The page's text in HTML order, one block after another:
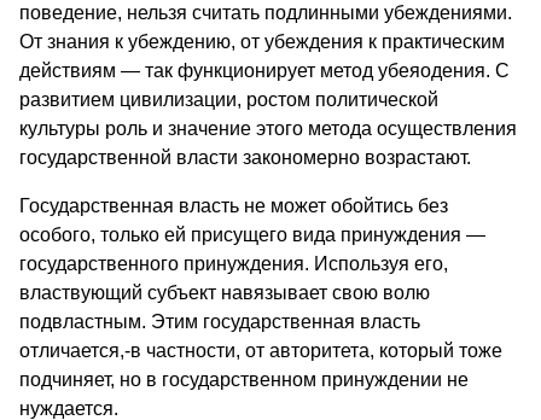
поведение, нельзя считать подлинными убеждениями.
От знания к убеждению, от убеждения к практическим
действиям — так функционирует метод убеяодения. С
развитием цивилизации, ростом политической
культуры роль и значение этого метода осуществления
государственной власти закономерно возрастают.
Государственная власть не может обойтись без
особого, только ей присущего вида принуждения —
государственного принуждения. Используя его,
властвующий субъект навязывает свою волю
подвластным. Этим государственная власть
отличается,-в частности, от авторитета, который тоже
подчиняет, но в государственном принуждении не
нуждается.